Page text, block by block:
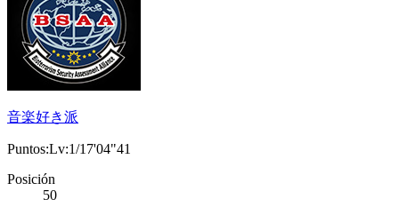
音楽好き派
Puntos:Lv:1/17'04"41
Posición
50